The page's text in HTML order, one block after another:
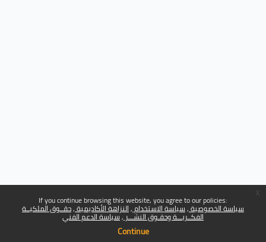
If you continue browsing this website, you agree to our policies:
سياسة الخصوصية سياسة الاستخدام النزاهة الأكاديمية حقــوق الملكيــة
الفكــريـــة وحقـوق النشـــر سياسة الدعم الفني
Continue